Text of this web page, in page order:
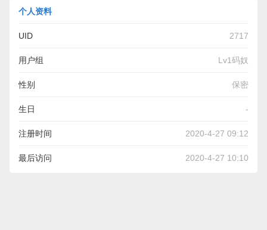
个人资料
UID 2717
用户组 Lv1码奴
性别 保密
生日 -
注册时间 2020-4-27 09:12
最后访问 2020-4-27 10:10